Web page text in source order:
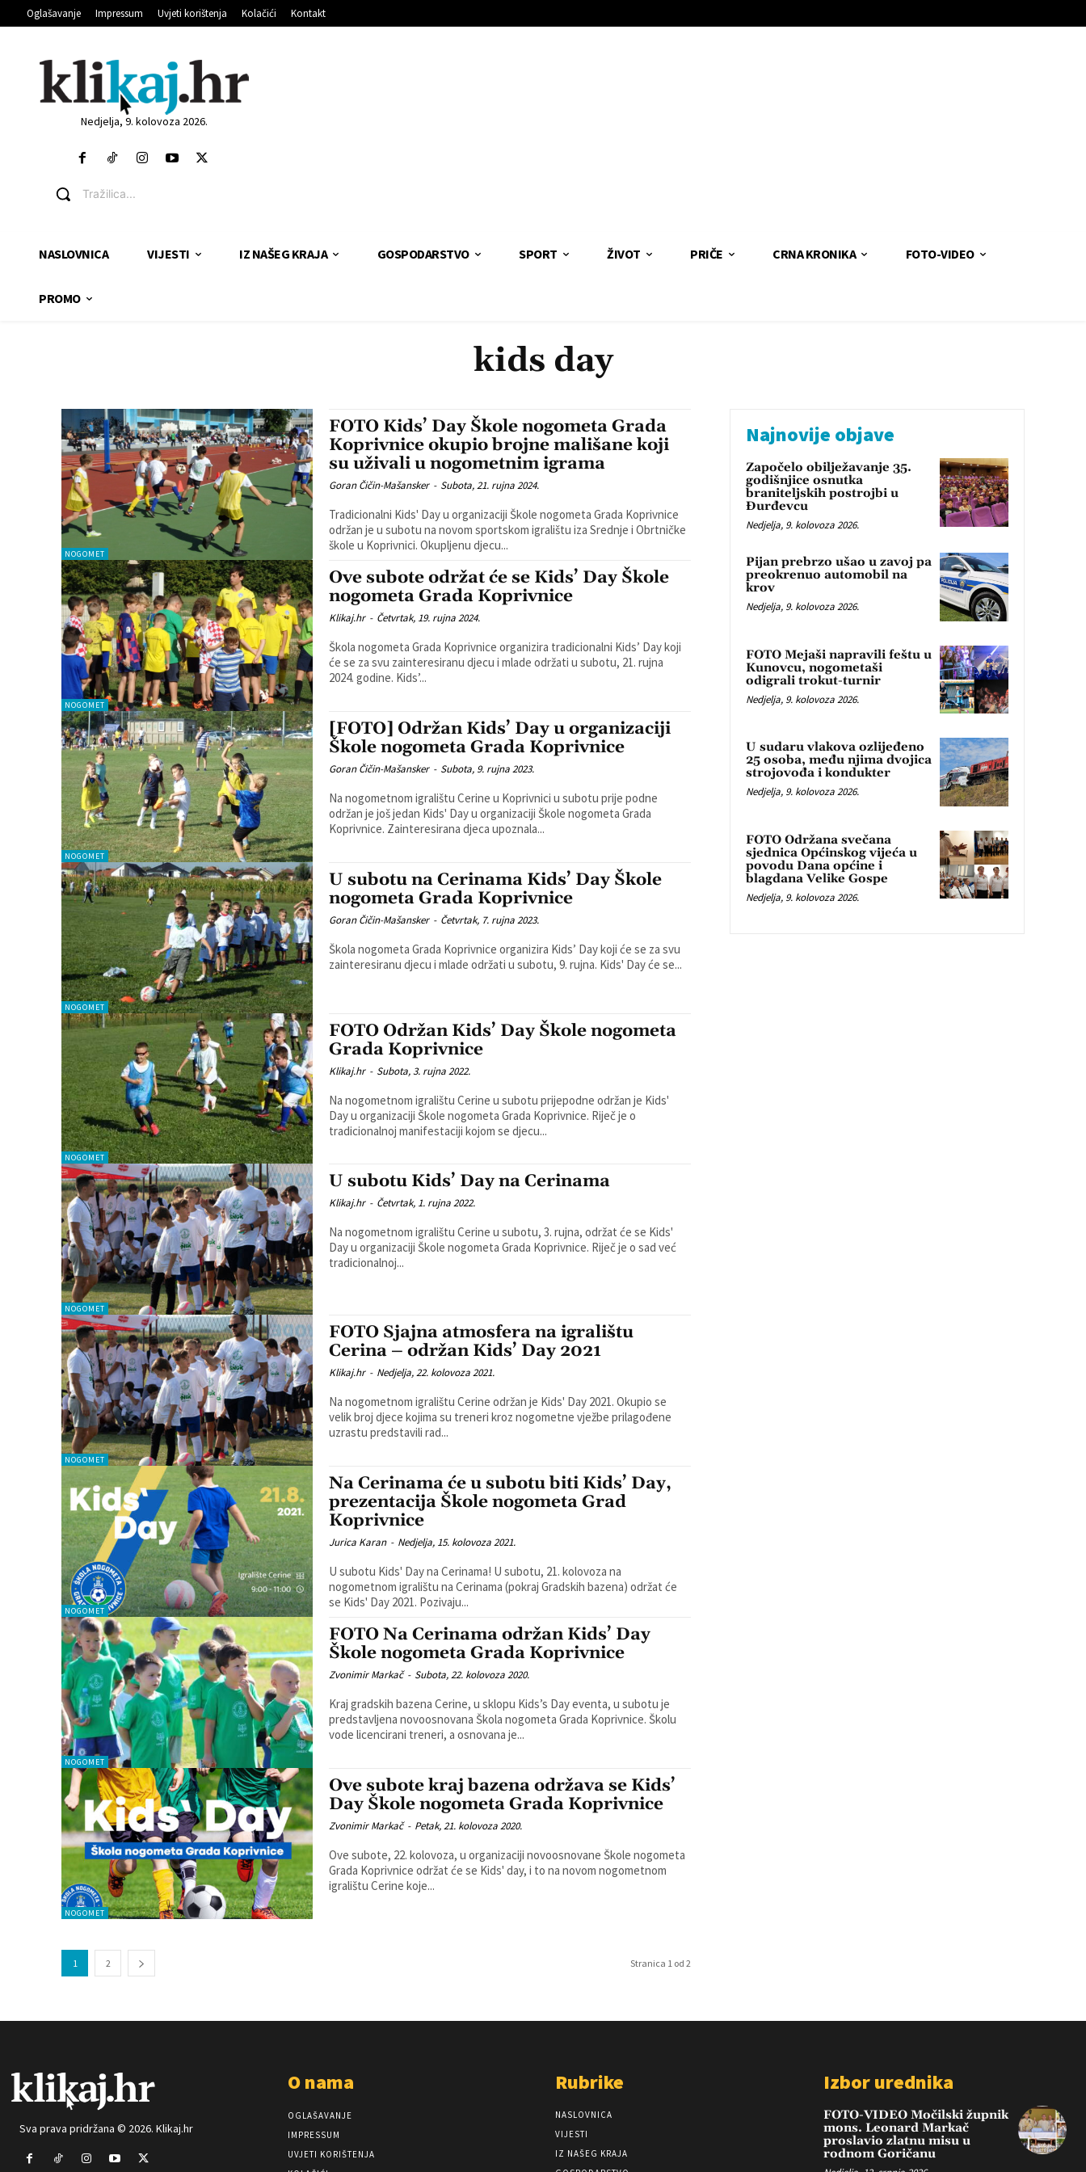
Oglašavanje Impressum Uvjeti korištenja Kolačići Kontakt
Nedjelja, 9. kolovoza 2026.
Tražilica...
NASLOVNICA VIJESTI IZ NAŠEG KRAJA GOSPODARSTVO SPORT ŽIVOT PRIČE CRNA KRONIKA FOTO-VIDEO
PROMO
kids day
NOGOMET
FOTO Kids’ Day Škole nogometa Grada
Koprivnice okupio brojne mališane koji
su uživali u nogometnim igrama
Goran Čičin-Mašansker - Subota, 21. rujna 2024.
Tradicionalni Kids' Day u organizaciji Škole nogometa Grada Koprivnice
održan je u subotu na novom sportskom igralištu iza Srednje i Obrtničke
škole u Koprivnici. Okupljenu djecu...
NOGOMET
Ove subote održat će se Kids’ Day Škole
nogometa Grada Koprivnice
Klikaj.hr - Četvrtak, 19. rujna 2024.
Škola nogometa Grada Koprivnice organizira tradicionalni Kids’ Day koji
će se za svu zainteresiranu djecu i mlade održati u subotu, 21. rujna
2024. godine. Kids’...
NOGOMET
[FOTO] Održan Kids’ Day u organizaciji
Škole nogometa Grada Koprivnice
Goran Čičin-Mašansker - Subota, 9. rujna 2023.
Na nogometnom igralištu Cerine u Koprivnici u subotu prije podne
održan je još jedan Kids' Day u organizaciji Škole nogometa Grada
Koprivnice. Zainteresirana djeca upoznala...
NOGOMET
U subotu na Cerinama Kids’ Day Škole
nogometa Grada Koprivnice
Goran Čičin-Mašansker - Četvrtak, 7. rujna 2023.
Škola nogometa Grada Koprivnice organizira Kids’ Day koji će se za svu
zainteresiranu djecu i mlade održati u subotu, 9. rujna. Kids' Day će se...
NOGOMET
FOTO Održan Kids’ Day Škole nogometa
Grada Koprivnice
Klikaj.hr - Subota, 3. rujna 2022.
Na nogometnom igralištu Cerine u subotu prijepodne održan je Kids'
Day u organizaciji Škole nogometa Grada Koprivnice. Riječ je o
tradicionalnoj manifestaciji kojom se djecu...
NOGOMET
U subotu Kids’ Day na Cerinama
Klikaj.hr - Četvrtak, 1. rujna 2022.
Na nogometnom igralištu Cerine u subotu, 3. rujna, održat će se Kids'
Day u organizaciji Škole nogometa Grada Koprivnice. Riječ je o sad već
tradicionalnoj...
NOGOMET
FOTO Sjajna atmosfera na igralištu
Cerina – održan Kids’ Day 2021
Klikaj.hr - Nedjelja, 22. kolovoza 2021.
Na nogometnom igralištu Cerine održan je Kids' Day 2021. Okupio se
velik broj djece kojima su treneri kroz nogometne vježbe prilagođene
uzrastu predstavili rad...
NOGOMET
Na Cerinama će u subotu biti Kids’ Day,
prezentacija Škole nogometa Grad
Koprivnice
Jurica Karan - Nedjelja, 15. kolovoza 2021.
U subotu Kids' Day na Cerinama! U subotu, 21. kolovoza na
nogometnom igralištu na Cerinama (pokraj Gradskih bazena) održat će
se Kids' Day 2021. Pozivaju...
NOGOMET
FOTO Na Cerinama održan Kids’ Day
Škole nogometa Grada Koprivnice
Zvonimir Markač - Subota, 22. kolovoza 2020.
Kraj gradskih bazena Cerine, u sklopu Kids’s Day eventa, u subotu je
predstavljena novoosnovana Škola nogometa Grada Koprivnice. Školu
vode licencirani treneri, a osnovana je...
NOGOMET
Ove subote kraj bazena održava se Kids’
Day Škole nogometa Grada Koprivnice
Zvonimir Markač - Petak, 21. kolovoza 2020.
Ove subote, 22. kolovoza, u organizaciji novoosnovane Škole nogometa
Grada Koprivnice održat će se Kids' day, i to na novom nogometnom
igralištu Cerine koje...
1 2 Stranica 1 od 2
Najnovije objave
Započelo obilježavanje 35.
godišnjice osnutka
braniteljskih postrojbi u
Đurđevcu
Nedjelja, 9. kolovoza 2026.
Pijan prebrzo ušao u zavoj pa
preokrenuo automobil na
krov
Nedjelja, 9. kolovoza 2026.
FOTO Mejaši napravili feštu u
Kunovcu, nogometaši
odigrali trokut-turnir
Nedjelja, 9. kolovoza 2026.
U sudaru vlakova ozlijeđeno
25 osoba, među njima dvojica
strojovođa i kondukter
Nedjelja, 9. kolovoza 2026.
FOTO Održana svečana
sjednica Općinskog vijeća u
povodu Dana općine i
blagdana Velike Gospe
Nedjelja, 9. kolovoza 2026.
Sva prava pridržana © 2026. Klikaj.hr
O nama
OGLAŠAVANJE
IMPRESSUM
UVJETI KORIŠTENJA
Rubrike
NASLOVNICA
VIJESTI
IZ NAŠEG KRAJA
Izbor urednika
FOTO-VIDEO Močilski župnik
mons. Leonard Markač
proslavio zlatnu misu u
rodnom Goričanu